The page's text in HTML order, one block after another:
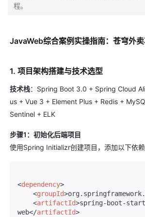
程。
JavaWeb综合案例实操指南：苍穹外卖
1. 项目架构搭建与技术选型
技术栈：Spring Boot 3.0 + Spring Cloud
us + Vue 3 + Element Plus + Redis +
Sentinel + ELK
步骤1：初始化后端项目
使用Spring Initializr创建项目，添加以下依赖
<dependency>
<groupId>
<artifactId>spring-boot-
web</artifactId>